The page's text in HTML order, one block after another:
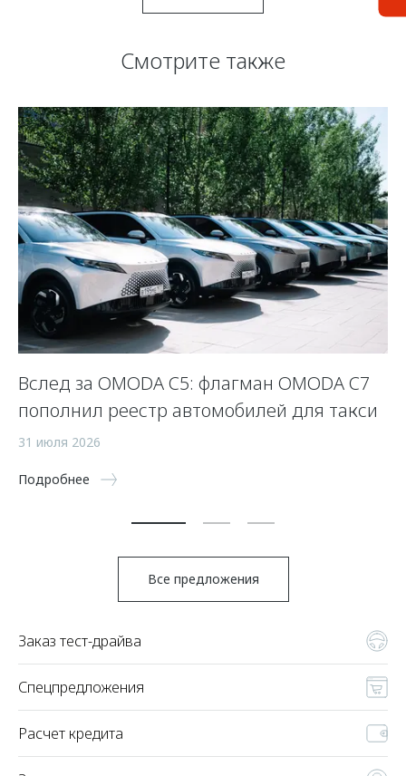
Смотрите также
Вслед за OMODA C5: флагман OMODA C7
пополнил реестр автомобилей для такси
31 июля 2026
Подробнее
Все предложения
Заказ тест-драйва
Спецпредложения
Расчет кредита